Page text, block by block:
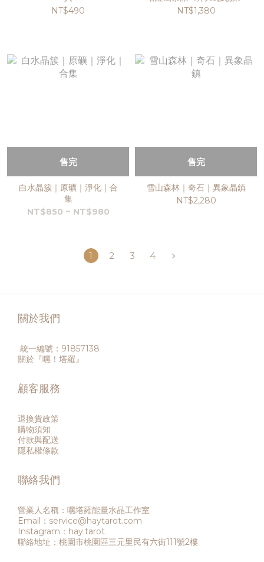
NT$490
NT$1,380
售完
白水晶簇｜原礦｜淨化｜合
集
NT$850 ~ NT$980
售完
雪山森林｜奇石｜異象晶鎮
NT$2,280
1 2 3 4
關於我們
統一編號：91857138
關於『嘿！塔羅』
顧客服務
退換貨政策
購物須知
付款與配送
隱私權條款
聯絡我們
營業人名稱：嘿塔羅能量水晶工作室
Email：service@haytarot.com
Instagram：hay.tarot
聯絡地址：桃園市桃園區三元里民有六街111號2樓